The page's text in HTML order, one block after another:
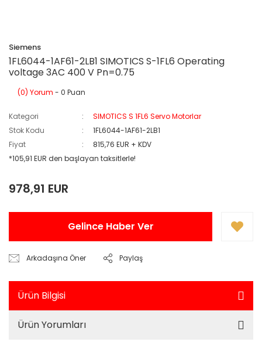
Siemens
1FL6044-1AF61-2LB1 SIMOTICS S-1FL6 Operating
voltage 3AC 400 V Pn=0.75
(0) Yorum - 0 Puan
Kategori
SIMOTICS S 1FL6 Servo Motorlar
Stok Kodu
1FL6044-1AF61-2LB1
Fiyat
815,76 EUR + KDV
*105,91 EUR den başlayan taksitlerle!
978,91 EUR
Gelince Haber Ver
Arkadaşına Öner Paylaş
Ürün Bilgisi
Ürün Yorumları